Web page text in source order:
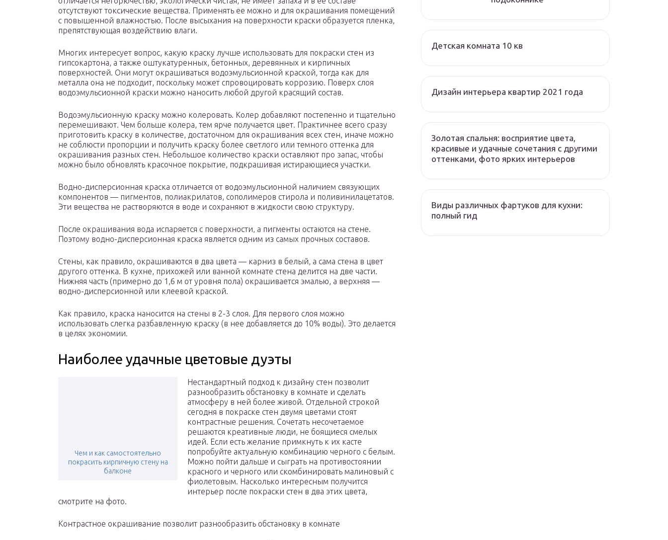
отсутствуют токсические вещества. Применять ее можно и для окрашивания помещений
с повышенной влажностью. После высыхания на поверхности краски образуется пленка,
препятствующая воздействию влаги.
Многих интересует вопрос, какую краску лучше использовать для покраски стен из
гипсокартона, а также оштукатуренных, бетонных, деревянных и кирпичных
поверхностей. Они могут окрашиваться водоэмульсионной краской, тогда как для
металла она не подходит, поскольку может спровоцировать коррозию. Поверх слоя
водоэмульсионной краски можно наносить любой другой красящий состав.
Водоэмульсионную краску можно колеровать. Колер добавляют постепенно и тщательно
перемешивают. Чем больше колера, тем ярче получается цвет. Практичнее всего сразу
приготовить краску в количестве, достаточном для окрашивания всех стен, иначе можно
не соблюсти пропорции и получить краску более светлого или темного оттенка для
окрашивания разных стен. Небольшое количество краски оставляют про запас, чтобы
можно было обновлять красочное покрытие, подкрашивая истирающиеся участки.
Водно-дисперсионная краска отличается от водоэмульсионной наличием связующих
компонентов — пигментов, полиакрилатов, сополимеров стирола и поливинилацетатов.
Эти вещества не растворяются в воде и сохраняют в жидкости свою структуру.
После окрашивания вода испаряется с поверхности, а пигменты остаются на стене.
Поэтому водно-дисперсионная краска является одним из самых прочных составов.
Стены, как правило, окрашиваются в два цвета — карниз в белый, а сама стена в цвет
другого оттенка. В кухне, прихожей или ванной комнате стена делится на две части.
Нижняя часть (примерно до 1,6 м от уровня пола) окрашивается эмалью, а верхняя —
водно-дисперсионной или клеевой краской.
Как правило, краска наносится на стены в 2-3 слоя. Для первого слоя можно
использовать слегка разбавленную краску (в нее добавляется до 10% воды). Это делается
в целях экономии.
Наиболее удачные цветовые дуэты
Чем и как самостоятельно
покрасить кирпичную стену на
балконе
Нестандартный подход к дизайну стен позволит
разнообразить обстановку в комнате и сделать
атмосферу в ней более живой. Отдельной строкой
сегодня в покраске стен двумя цветами стоят
контрастные решения. Сочетать несочетаемое
решаются креативные люди, не боящиеся смелых
идей. Если есть желание примкнуть к их касте
попробуйте актуальную комбинацию черного с белым.
Можно пойти дальше и сыграть на противостоянии
красного и черного или скомбинировать малиновый с
фиолетовым. Насколько интересным получится
интерьер после покраски стен в два этих цвета,
смотрите на фото.
Контрастное окрашивание позволит разнообразить обстановку в комнате
Детская комната 10 кв
Дизайн интерьера квартир 2021 года
Золотая спальня: восприятие цвета,
красивые и удачные сочетания с другими
оттенками, фото ярких интерьеров
Виды различных фартуков для кухни:
полный гид